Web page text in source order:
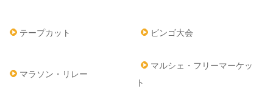
テープカット ビンゴ大会
マラソン・リレー
マルシェ・フリーマーケッ
ト